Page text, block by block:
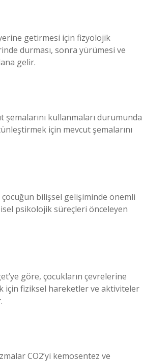
getirmesi için fizyolojik
durması, sonra yürümesi ve
gelir.
şemalarını kullanmaları durumunda
için mevcut şemalarını
bilişsel gelişiminde önemli
psikolojik süreçleri önceleyen
göre, çocukların çevrelerine
için fiziksel hareketler ve aktiviteler
CO2’yi kemosentez ve